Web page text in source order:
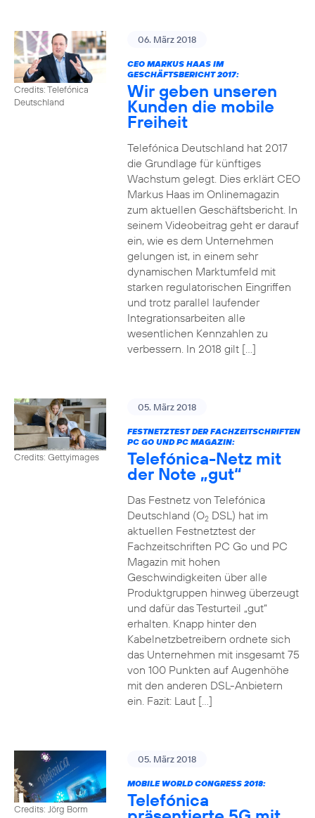
Credits: Telefónica
Deutschland
06. März 2018
CEO MARKUS HAAS IM
GESCHÄFTSBERICHT 2017:
Wir geben unseren
Kunden die mobile
Freiheit
Telefónica Deutschland hat 2017
die Grundlage für künftiges
Wachstum gelegt. Dies erklärt CEO
Markus Haas im Onlinemagazin
zum aktuellen Geschäftsbericht. In
seinem Videobeitrag geht er darauf
ein, wie es dem Unternehmen
gelungen ist, in einem sehr
dynamischen Marktumfeld mit
starken regulatorischen Eingriffen
und trotz parallel laufender
Integrationsarbeiten alle
wesentlichen Kennzahlen zu
verbessern. In 2018 gilt […]
Credits: Gettyimages
05. März 2018
FESTNETZTEST DER FACHZEITSCHRIFTEN
PC GO UND PC MAGAZIN:
Telefónica-Netz mit
der Note „gut“
Das Festnetz von Telefónica
Deutschland (O2DSL) hat im
aktuellen Festnetztest der
Fachzeitschriften PC Go und PC
Magazin mit hohen
Geschwindigkeiten über alle
Produktgruppen hinweg überzeugt
und dafür das Testurteil „gut“
erhalten. Knapp hinter den
Kabelnetzbetreibern ordnete sich
das Unternehmen mit insgesamt 75
von 100 Punkten auf Augenhöhe
mit den anderen DSL-Anbietern
ein. Fazit: Laut […]
Credits: Jörg Borm
05. März 2018
MOBILE WORLD CONGRESS 2018:
Telefónica